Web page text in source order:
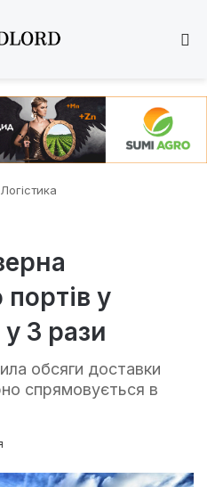
Логістика
у
3 рази
обсяги доставки
спрямовується в